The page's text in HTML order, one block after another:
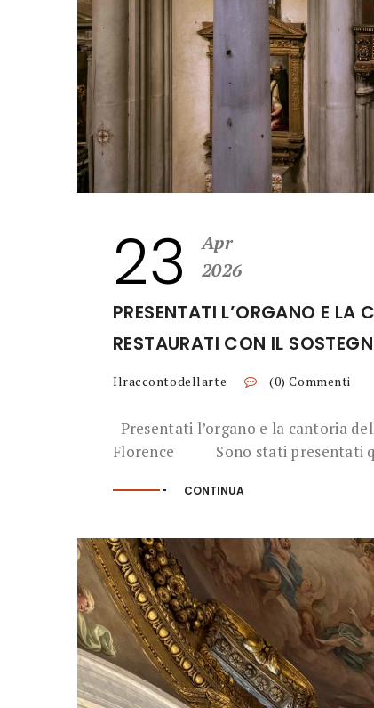
23
Apr
2026
PRESENTATI L’ORGANO E
RESTAURATI CON IL
Ilraccontodellarte (0) Commenti
Presentati l’organo e la cantoria
Florence Sono stati presentati
CONTINUA